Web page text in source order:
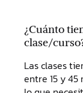
¿Cuánto
clase/
Las clases
entre 15 y